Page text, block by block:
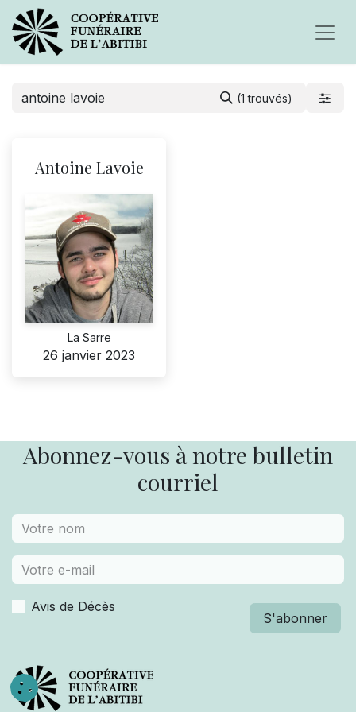
(1 trouvés)
Antoine Lavoie
La Sarre
26 janvier 2023
Abonnez-vous à notre bulletin
courriel
Avis de Décès
S'abonner